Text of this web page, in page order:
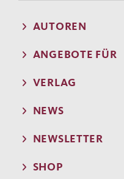
AUTOREN
ANGEBOTE FÜR
VERLAG
NEWS
NEWSLETTER
SHOP